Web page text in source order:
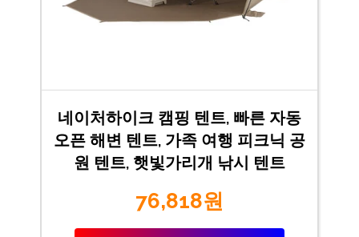
네이처하이크 캠핑 텐트, 빠른 자동
오픈 해변 텐트, 가족 여행 피크닉 공
원 텐트, 햇빛가리개 낚시 텐트
76,818원